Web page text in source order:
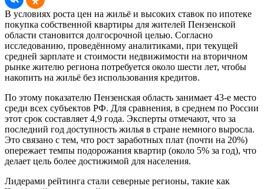
В условиях роста цен на жильё и высоких ставок по ипотеке
покупка собственной квартиры для жителей Пензенской
области становится долгосрочной целью. Согласно
исследованию, проведённому аналитиками, при текущей
средней зарплате и стоимости недвижимости на вторичном
рынке жителю региона потребуется около шести лет, чтобы
накопить на жильё без использования кредитов.
По этому показателю Пензенская область занимает 43-е место
среди всех субъектов РФ. Для сравнения, в среднем по России
этот срок составляет 4,9 года. Эксперты отмечают, что за
последний год доступность жилья в стране немного выросла.
Это связано с тем, что рост заработных плат (почти на 20%)
опережает темпы подорожания квартир (около 5% за год), что
делает цель более достижимой для населения.
Лидерами рейтинга стали северные регионы, такие как